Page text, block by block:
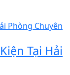
Tại Hải